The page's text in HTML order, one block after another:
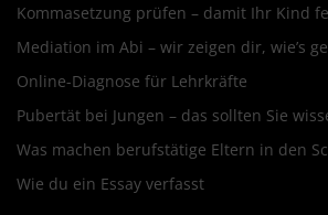
Kommasetzung prüfen – damit Ihr Kind
Mediation im Abi – wir zeigen dir, wie’s
Online-Diagnose für Lehrkräfte
Pubertät bei Jungen – das sollten Sie
Was machen berufstätige Eltern in den
Wie du ein Essay verfasst